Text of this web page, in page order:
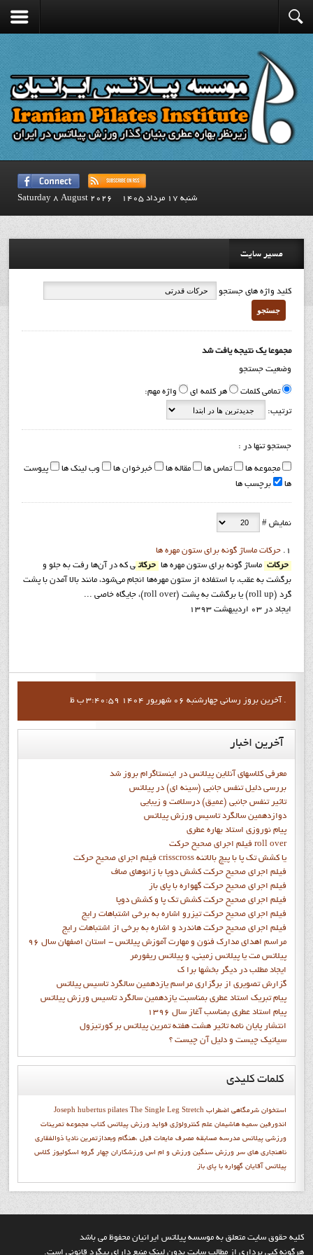
شنبه 17 مرداد 1405 Saturday 8 August 2026
مسیر سایت
کلید واژه های جستجو
جستجو
مجموعا یک نتیجه یافت شد
وضعیت جستجو
تمامی کلمات هر کلمه ای واژه مهم:
ترتیب:
جستجو تنها در :
مجموعه ها تماس ها مقاله ها خبرخوان ها وب لینک ها
پیوست
ها
برچسب ها
نمایش #
1.
حرکات ماساژ گونه براي ستون مهره ها
حرکات ماساژ گونه براي ستون مهره ها حرکات ی که در آن‌ها رفت به جلو و
برگشت به عقب، با استفاده از ستون مهره‌ها انجام می‌شود، مانند بالا آمدن با پشت
گرد (roll up) یا برگشت به پشت (roll over)، جایگاه خاصی ...
ایجاد در 03 ارديبهشت 1393
آخرين بروز رساني چهارشنبه 06 شهریور 1404 3:40:59 ب ظ .
آخرین اخبار
معرفی کلاسهای آنلاین پیلاتس در اینستاگرام بروز شد
بررسی دلیل تنفس جانبی (سینه ای) در پیلاتس
تاثیر تنفس جانبی (عمیق) درسلامت و زیبایی
دوازدهمين سالگرد تاسيس ورزش پيلاتس
پيام نوروزي استاد بهاره عطري
فيلم اجراي صحيح حرکت roll over
فيلم اجراي صحيح حركت crisscross يا كشش تك پا با پيچ بالاتنه
فيلم اجراي صحيح حرکت كشش دوپا با زانوهاي صاف
فيلم اجراي صحيح حرکت گهواره با پاي باز
فيلم اجراي صحيح حرکت کشش تک پا و کشش دوپا
فيلم اجراي صحيح حرکت تيزرو اشاره به برخي اشتباهات رايج
فيلم اجراي صحيح حرکت هاندرد و اشاره به برخي از اشتباهات رايج
مراسم اهدای مدارک فنون و مهارت آموزش پیلاتس - استان اصفهان سال 96
پیلاتس مت یا پیلاتس زمینی، و پیلاتس ریفورمر
ايجاد مطلب در ديگر بخشها برا ک
گزارش تصويري از برگزاري مراسم يازدهمين سالگرد تاسيس پيلاتس
پيام تبريک استاد عطري بمناسبت يازدهمين سالگرد تاسيس ورزش پيلاتس
پيام استاد عطري بمناسب آغاز سال 1396
انتشار پايان نامه تاثیر هشت هفته تمرین پیلاتس بر کورتیزول
سیاتیک چیست و دلیل آن چیست ؟
کلماتکلیدی
Joseph hubertus pilates The Single Leg Stretch استخوان شرمگاهي اضطراب
اندورفین سميه هاشيمان علم کنترولوژي فواید ورزش پیلاتس كتاب مجموعه تمرينات
ورزشي پيلاتس مدرسه مسابقه مصرف مایعات قبل ،هنگام وبعدازتمرین ناديا ذوالفقاري
ناهنجاری های سر ورزش سنگین ورزش و ام اس ورزشکاران چهار گروه اسکولیوز کلاس
پیلاتس آقایان گهواره با پاي باز
کليه حقوق سايت متعلق به موسسه پيلاتس ايرانيان محفوظ مي باشد
هرگونه کپي برداري از مطالب سايت بدون لينک منبع داراي پيگرد قانوني است.